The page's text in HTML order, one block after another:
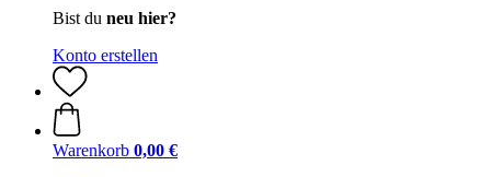
Bist du neu hier?
Konto erstellen
Warenkorb 0,00 €